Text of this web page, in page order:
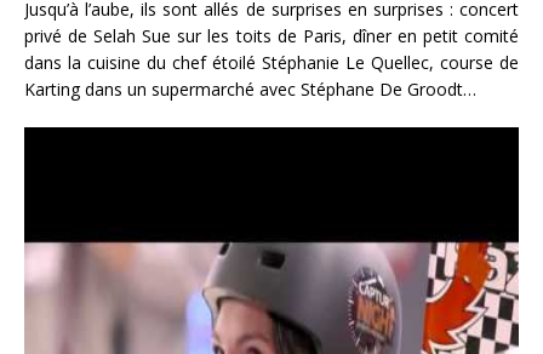
Jusqu’à l’aube, ils sont allés de surprises en surprises : concert
privé de Selah Sue sur les toits de Paris, dîner en petit comité
dans la cuisine du chef étoilé Stéphanie Le Quellec, course de
Karting dans un supermarché avec Stéphane De Groodt…